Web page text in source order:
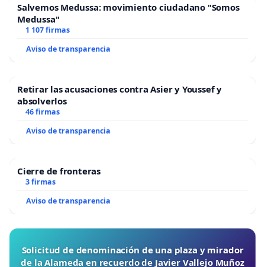
Salvemos Medussa: movimiento ciudadano "Somos
Medussa"
1 107 firmas
Aviso de transparencia
Retirar las acusaciones contra Asier y Youssef y
absolverlos
46 firmas
Aviso de transparencia
Cierre de fronteras
3 firmas
Aviso de transparencia
Solicitud de denominación de una plaza y mirador
de la Alameda en recuerdo de Javier Vallejo Muñoz